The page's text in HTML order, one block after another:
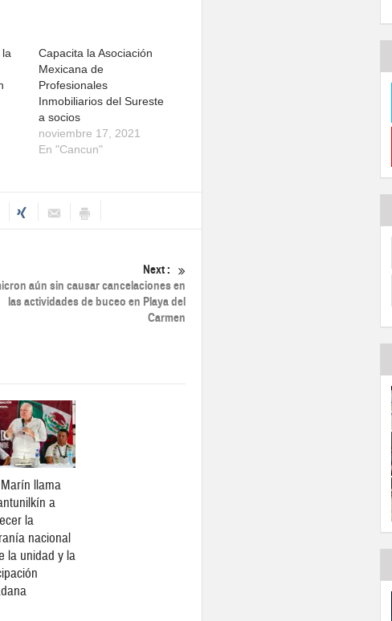
Capacita la Asociación
Mexicana de
Profesionales
Inmobiliarios del Sureste
a socios
noviembre 17, 2021
En "Cancun"
Next :
aún sin causar cancelaciones en
las actividades de buceo en Playa del
Carmen
llama
a
la
nacional
la unidad y la